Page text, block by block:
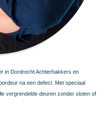
in Dordrecht Achterhakkers en
na een defect. Met speciaal
vergrendelde deuren zonder sloten of